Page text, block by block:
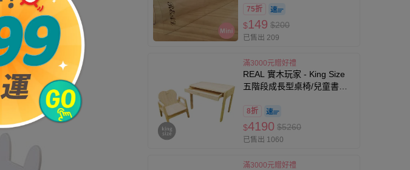
75折
$149 $200
已售出 209
滿3000元贈好禮
REAL 實木玩家 - King Size
五階段成長型桌椅/兒童書桌
8折
$4190 $5260
已售出 1060
滿3000元贈好禮